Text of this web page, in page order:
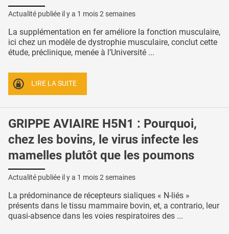
Actualité publiée il y a 1 mois 2 semaines
La supplémentation en fer améliore la fonction musculaire,
ici chez un modèle de dystrophie musculaire, conclut cette
étude, préclinique, menée à l’Université ...
LIRE LA SUITE
GRIPPE AVIAIRE H5N1 : Pourquoi,
chez les bovins, le virus infecte les
mamelles plutôt que les poumons
Actualité publiée il y a 1 mois 2 semaines
La prédominance de récepteurs sialiques « N-liés »
présents dans le tissu mammaire bovin, et, a contrario, leur
quasi-absence dans les voies respiratoires des ...